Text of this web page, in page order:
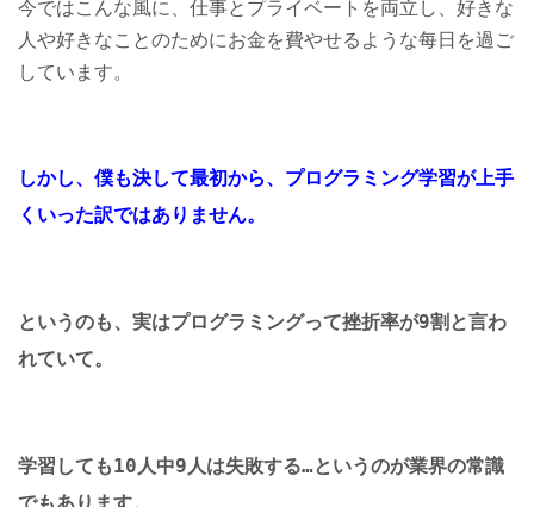
今ではこんな風に、仕事とプライベートを両立し、好きな
人や好きなことのためにお金を費やせるような每日を過ご
しています。
しかし、僕も決して最初から、プログラミング学習が上手
くいった訳ではありません。
というのも、実はプログラミングって挫折率が9割と言わ
れていて。
学習しても10人中9人は失敗する…というのが業界の常識